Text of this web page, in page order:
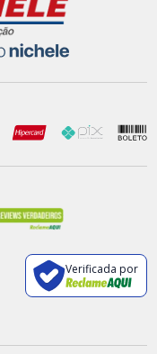
Verificada por